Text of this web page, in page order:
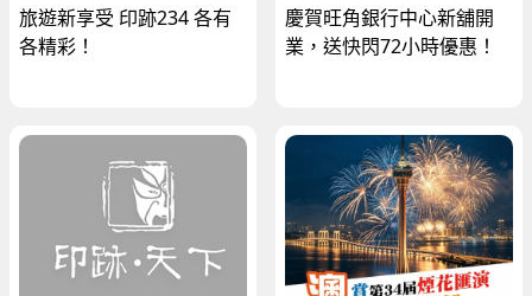
旅遊新享受 印跡234 各有
各精彩！
慶賀旺角銀行中心新舖開
業，送快閃72小時優惠！